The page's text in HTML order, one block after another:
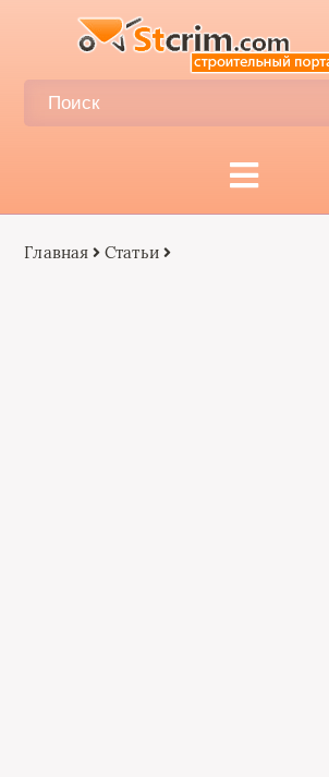
Главная Статьи